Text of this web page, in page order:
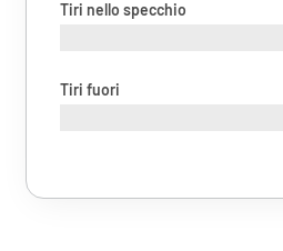
Tiri nello specchio
Tiri fuori